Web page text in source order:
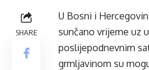
SHARE
U Bosni i
sunčano vrijeme uz
poslijepodnevnim
grmljavinom su